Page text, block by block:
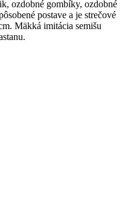
ozdobné gombíky, ozdobné
postave a je strečové
Mäkká imitácia semišu